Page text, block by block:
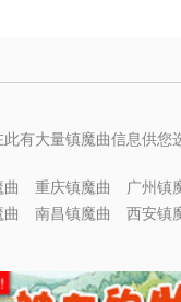
有大量镇魔曲信息供您
曲 重庆镇魔曲 广州镇
曲 南昌镇魔曲 西安镇